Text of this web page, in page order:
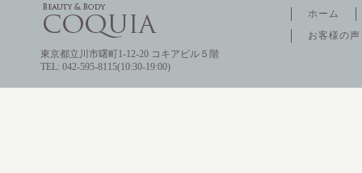
東京都立川市曙町1-12-20 コキアビル５階
TEL: 042-595-8115(10:30-19:00)
ホーム
お客様の声